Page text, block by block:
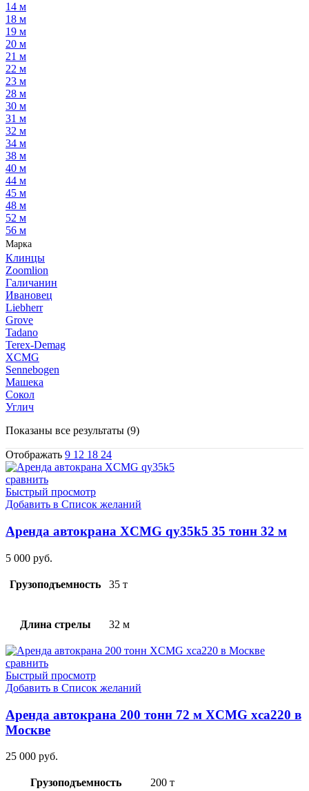
14 м
18 м
19 м
20 м
21 м
22 м
23 м
28 м
30 м
31 м
32 м
34 м
38 м
40 м
44 м
45 м
48 м
52 м
56 м
Марка
Клинцы
Zoomlion
Галичанин
Ивановец
Liebherr
Grove
Tadano
Terex-Demag
XCMG
Sennebogen
Машека
Сокол
Углич
Показаны все результаты (9)Сортировка:
Отображать 9 12 18 24
сравнить
Быстрый просмотр
Добавить в Список желаний
Аренда автокрана XCMG qy35k5 35 тонн 32 м
5 000 руб.
Грузоподъемность 35 т
Длина стрелы 32 м
сравнить
Быстрый просмотр
Добавить в Список желаний
Аренда автокрана 200 тонн 72 м XCMG xca220 в
Москве
25 000 руб.
Грузоподъемность 200 т